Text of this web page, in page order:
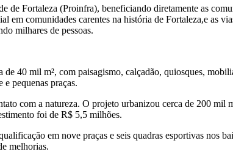
de Fortaleza (Proinfra), beneficiando diretamente as
comunidades carentes na história de Fortaleza,e as
milhares de pessoas.
40 mil m², com paisagismo, calçadão, quiosques,
pequenas praças.
com a natureza. O projeto urbanizou cerca de 200
foi de R$ 5,5 milhões.
em nove praças e seis quadras esportivas nos
melhorias.